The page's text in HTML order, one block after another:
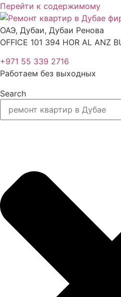
Перейти к содержимому
ОАЭ, Дубаи, Дубаи Ренова
OFFICE 101 394 HOR AL ANZ
+971 55 339 2716
Работаем без выходных
Search